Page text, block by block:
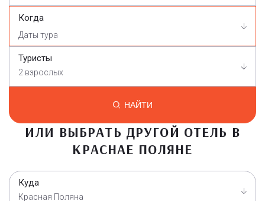
Когда
Туристы
2 взрослых
НАЙТИ
ИЛИ ВЫБРАТЬ ДРУГОЙ ОТЕЛЬ В
КРАСНАЕ ПОЛЯНЕ
Куда
Красная Поляна